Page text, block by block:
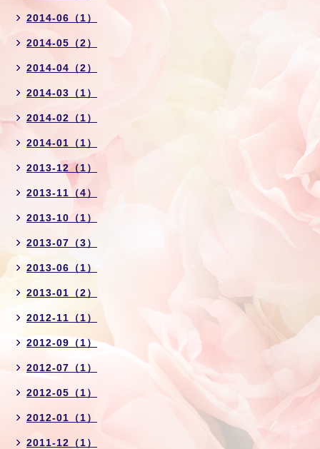
2014-06（1）
2014-05（2）
2014-04（2）
2014-03（1）
2014-02（1）
2014-01（1）
2013-12（1）
2013-11（4）
2013-10（1）
2013-07（3）
2013-06（1）
2013-01（2）
2012-11（1）
2012-09（1）
2012-07（1）
2012-05（1）
2012-01（1）
2011-12（1）